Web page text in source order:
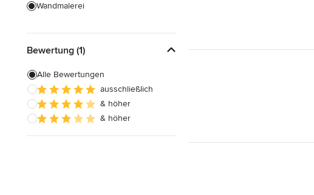
Wandmalerei
Tapezierung
Alle anzeigen
Bewertung (1)
Alle Bewertungen
ausschließlich
& höher
& höher